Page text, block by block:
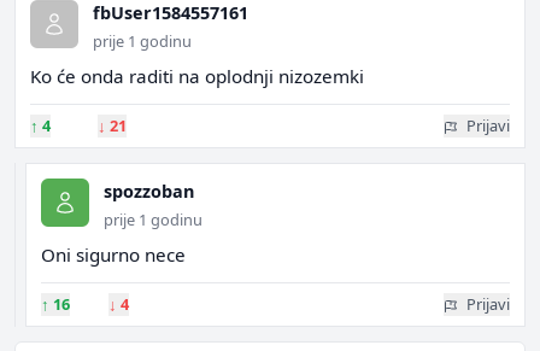
fbUser1584557161
prije 1 godinu
Ko će onda raditi na oplodnji nizozemki
↑ 4 ↓ 21 Prijavi
spozzoban
prije 1 godinu
Oni sigurno nece
↑ 16 ↓ 4 Prijavi